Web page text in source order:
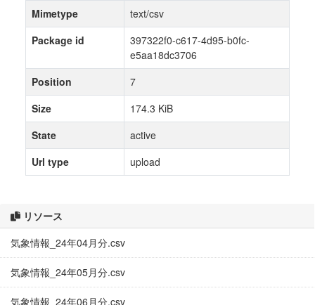
リソース
気象情報_24年04月分.csv
気象情報_24年05月分.csv
気象情報_24年06月分.csv
Mimetype
text/csv
Package id
397322f0-c617-4d95-b0fc-
e5aa18dc3706
Position
7
Size
174.3 KiB
State
active
Url type
upload